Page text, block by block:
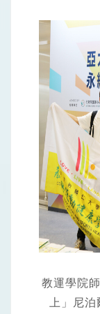
教運學院
上」尼